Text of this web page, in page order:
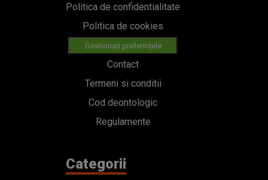
Politica de confidentialitate
Politica de cookies
Gestionați preferințele
Contact
Termeni si conditii
Cod deontologic
Regulamente
Categorii